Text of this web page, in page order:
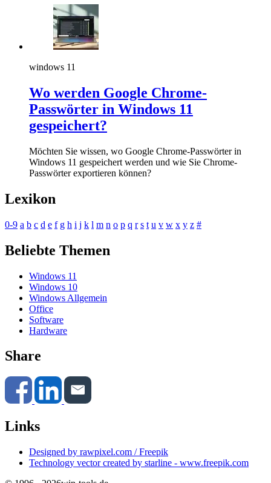
windows 11
Wo werden Google Chrome-
Passwörter in Windows 11
gespeichert?
Möchten Sie wissen, wo Google Chrome-Passwörter in
Windows 11 gespeichert werden und wie Sie Chrome-
Passwörter exportieren können?
Lexikon
0-9 a b c d e f g h i j k l m n o p q r s t u v w x y z #
Beliebte Themen
Windows 11
Windows 10
Windows Allgemein
Office
Software
Hardware
Share
Links
Designed by rawpixel.com / Freepik
Technology vector created by starline - www.freepik.com